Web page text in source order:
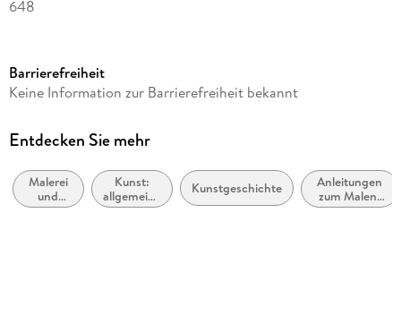
648
Autor/Autorin
Verlag/Hersteller
Produktart
Kalender
Barrierefreiheit
Keine Information zur Barrierefreiheit bekannt
Entdecken Sie mehr
Malerei
und
Gemälde
Kunst:
allgemeine
Themen
Kunstgeschichte
Anleitungen
zum Malen,
Zeichnen und